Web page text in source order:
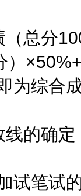
分
）
为综合
的确定
笔试的